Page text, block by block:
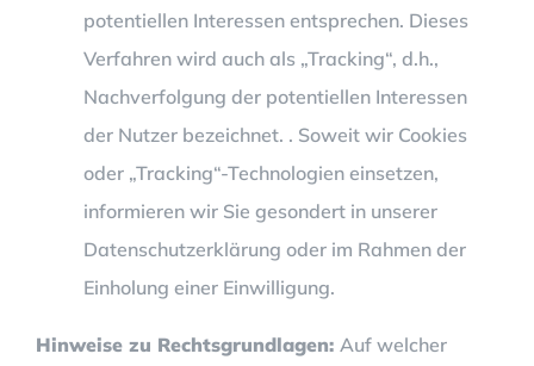
potentiellen Interessen entsprechen. Dieses
Verfahren wird auch als „Tracking“, d.h.,
Nachverfolgung der potentiellen Interessen
der Nutzer bezeichnet. . Soweit wir Cookies
oder „Tracking“-Technologien einsetzen,
informieren wir Sie gesondert in unserer
Datenschutzerklärung oder im Rahmen der
Einholung einer Einwilligung.
Hinweise zu Rechtsgrundlagen: Auf welcher